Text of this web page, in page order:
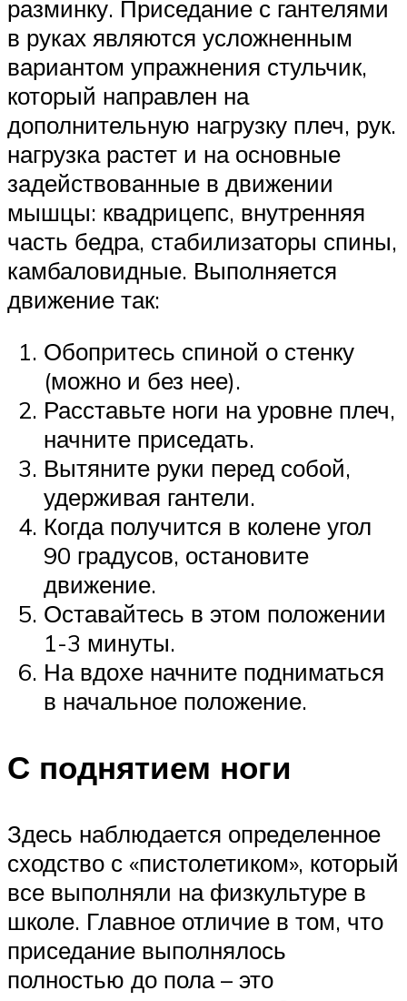
разминку. Приседание с гантелями
в руках являются усложненным
вариантом упражнения стульчик,
который направлен на
дополнительную нагрузку плеч, рук.
нагрузка растет и на основные
задействованные в движении
мышцы: квадрицепс, внутренняя
часть бедра, стабилизаторы спины,
камбаловидные. Выполняется
движение так:
Обопритесь спиной о стенку
(можно и без нее).
Расставьте ноги на уровне плеч,
начните приседать.
Вытяните руки перед собой,
удерживая гантели.
Когда получится в колене угол
90 градусов, остановите
движение.
Оставайтесь в этом положении
1-3 минуты.
На вдохе начните подниматься
в начальное положение.
С поднятием ноги
Здесь наблюдается определенное
сходство с «пистолетиком», который
все выполняли на физкультуре в
школе. Главное отличие в том, что
приседание выполнялось
полностью до пола – это